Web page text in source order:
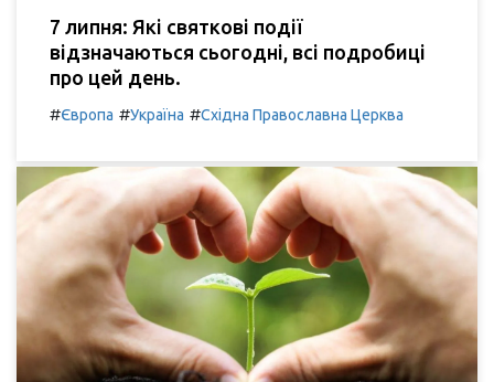
7 липня: Які святкові події
відзначаються сьогодні, всі подробиці
про цей день.
#Європа #Україна #Східна Православна Церква